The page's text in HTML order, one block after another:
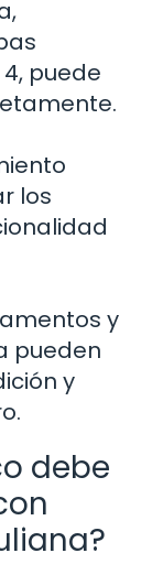
puede
los
y
pueden
y
debe